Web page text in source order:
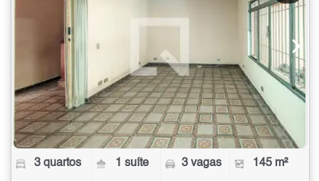
3 quartos 1 suíte 3 vagas 145 m²